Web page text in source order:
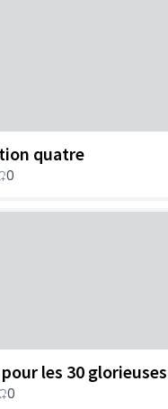
quatre
0
les 30 glorieuses
0